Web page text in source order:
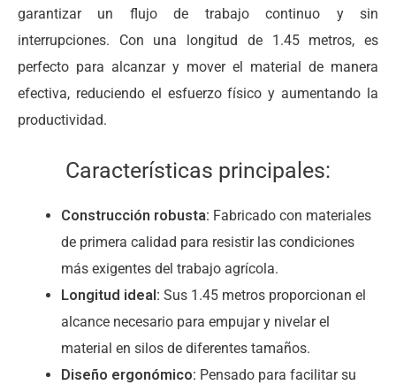
garantizar un flujo de trabajo continuo y sin
interrupciones. Con una longitud de 1.45 metros, es
perfecto para alcanzar y mover el material de manera
efectiva, reduciendo el esfuerzo físico y aumentando la
productividad.
Características principales:
Construcción robusta: Fabricado con materiales
de primera calidad para resistir las condiciones
más exigentes del trabajo agrícola.
Longitud ideal: Sus 1.45 metros proporcionan el
alcance necesario para empujar y nivelar el
material en silos de diferentes tamaños.
Diseño ergonómico: Pensado para facilitar su